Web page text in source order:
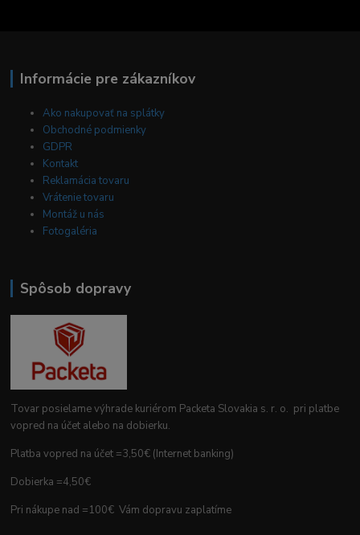
Informácie pre zákazníkov
Ako nakupovať na splátky
Obchodné podmienky
GDPR
Kontakt
Reklamácia tovaru
Vrátenie tovaru
Montáž u nás
Fotogaléria
Spôsob dopravy
Tovar posielame výhrade kuriérom Packeta Slovakia s. r. o. pri platbe
vopred na účet alebo na dobierku.
Platba vopred na účet =3,50€ (Internet banking)
Dobierka =4,50€
Pri nákupe nad =100€ Vám dopravu zaplatíme